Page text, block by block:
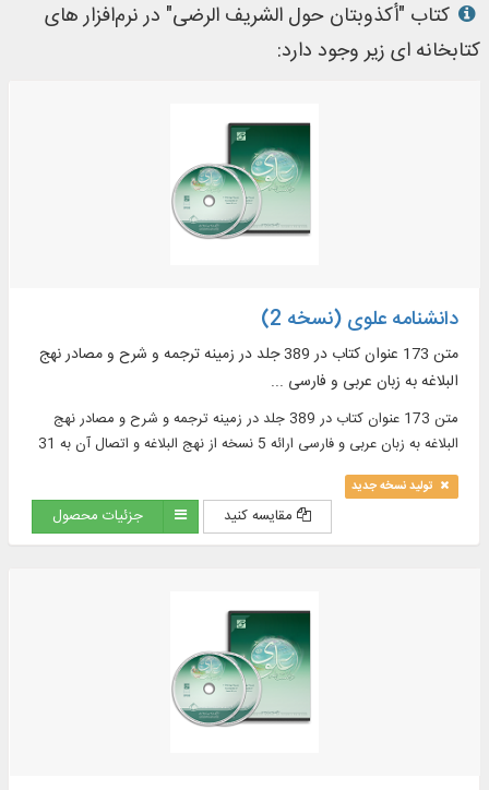
کتاب "أکذوبتان حول الشریف الرضی" در نرم‌افزار های
کتابخانه ای زیر وجود دارد:
دانشنامه علوی (نسخه 2)
متن 173 عنوان کتاب در 389 جلد در زمینه ترجمه و شرح و مصادر نهج
البلاغه به زبان عربی و فارسی ...
متن 173 عنوان کتاب در 389 جلد در زمینه ترجمه و شرح و مصادر نهج
البلاغه به زبان عربی و فارسی ارائه 5 نسخه از نهج البلاغه و اتصال آن به 31
ترجمه فارسی و زبان‌‌های
تولید نسخه جدید
مقایسه کنید جزئیات محصول